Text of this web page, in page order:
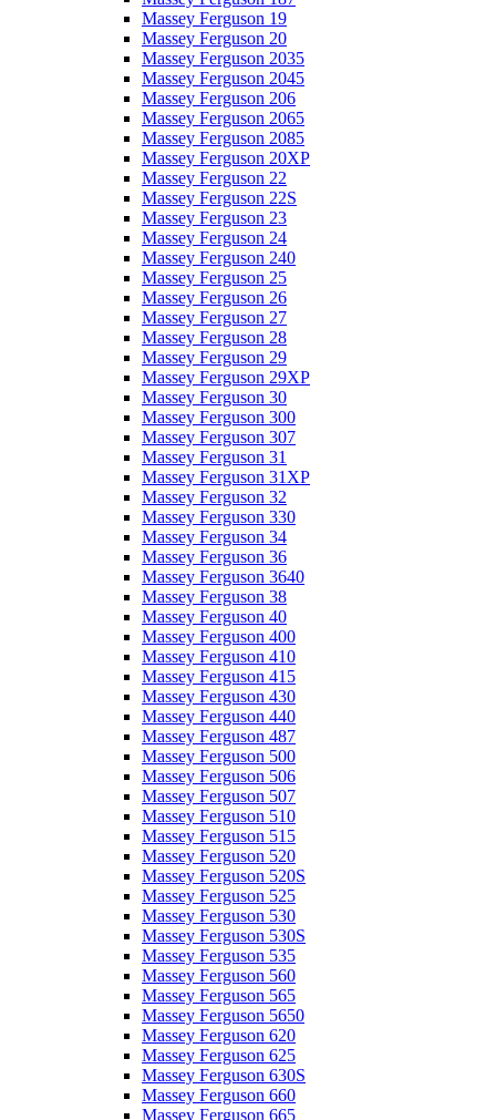
Massey Ferguson 19
Massey Ferguson 20
Massey Ferguson 2035
Massey Ferguson 2045
Massey Ferguson 206
Massey Ferguson 2065
Massey Ferguson 2085
Massey Ferguson 20XP
Massey Ferguson 22
Massey Ferguson 22S
Massey Ferguson 23
Massey Ferguson 24
Massey Ferguson 240
Massey Ferguson 25
Massey Ferguson 26
Massey Ferguson 27
Massey Ferguson 28
Massey Ferguson 29
Massey Ferguson 29XP
Massey Ferguson 30
Massey Ferguson 300
Massey Ferguson 307
Massey Ferguson 31
Massey Ferguson 31XP
Massey Ferguson 32
Massey Ferguson 330
Massey Ferguson 34
Massey Ferguson 36
Massey Ferguson 3640
Massey Ferguson 38
Massey Ferguson 40
Massey Ferguson 400
Massey Ferguson 410
Massey Ferguson 415
Massey Ferguson 430
Massey Ferguson 440
Massey Ferguson 487
Massey Ferguson 500
Massey Ferguson 506
Massey Ferguson 507
Massey Ferguson 510
Massey Ferguson 515
Massey Ferguson 520
Massey Ferguson 520S
Massey Ferguson 525
Massey Ferguson 530
Massey Ferguson 530S
Massey Ferguson 535
Massey Ferguson 560
Massey Ferguson 565
Massey Ferguson 5650
Massey Ferguson 620
Massey Ferguson 625
Massey Ferguson 630S
Massey Ferguson 660
Massey Ferguson 665